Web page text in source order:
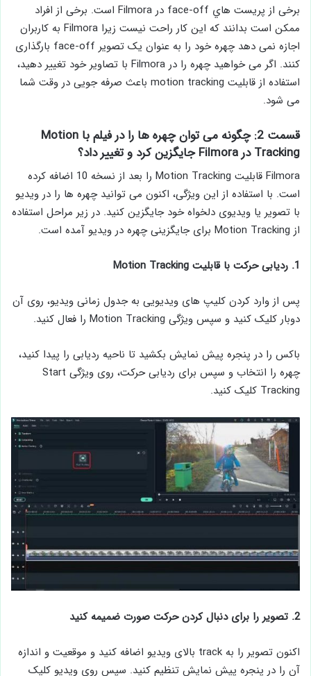
برخی از پريست هاي face-off در Filmora است. برخی از افراد
ممکن است بدانند که این کار راحت نیست زیرا Filmora به کاربران
اجازه نمی دهد چهره خود را به عنوان یک تصویر face-off بارگذاری
کنند. اگر می خواهید چهره را در Filmora با تصاویر خود تغییر دهید،
استفاده از قابلیت motion tracking باعث صرفه جویی در وقت شما
می شود.
قسمت 2: چگونه می توان چهره ها را در فیلم با Motion
Tracking در Filmora جایگزین كرد و تغییر داد؟
Filmora قابلیت Motion Tracking را بعد از نسخه 10 اضافه کرده
است. با استفاده از این ویژگی، اکنون می توانید چهره ها را در ویدیو
با تصویر یا ویدیوی دلخواه خود جایگزین کنید. در زیر مراحل استفاده
از Motion Tracking برای جایگزینی چهره در ویدیو آمده است.
1. ردیابی حرکت با قابلیت Motion Tracking
پس از وارد کردن کلیپ ‌های ویدیویی به جدول زمانی ویدیو، روی آن
دوبار کلیک کنید و سپس ویژگی Motion Tracking را فعال کنید.
باكس را در پنجره پیش‌ نمایش بکشید تا ناحیه ردیابی را پیدا کنید،
چهره را انتخاب و سپس برای ردیابی حرکت، روی ویژگی Start
Tracking کلیک كنيد.
2. تصویر را برای دنبال کردن حرکت صورت ضمیمه کنید
اکنون تصویر را به track بالای ویدیو اضافه کنید و موقعیت و اندازه
آن را در پنجره پیش نمایش تنظیم کنید. سپس روی ویدیو کلیک